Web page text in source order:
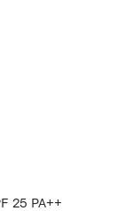
25 PA++